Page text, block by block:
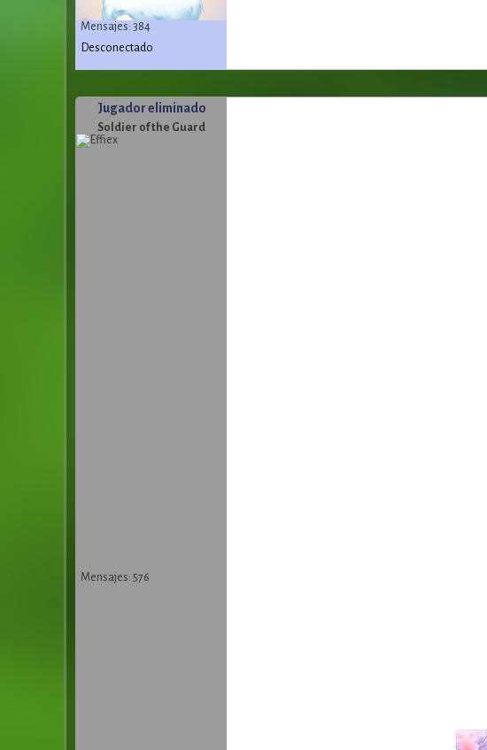
Mensajes: 384
Desconectado
Jugador eliminado
Soldier of the Guard
Mensajes: 576